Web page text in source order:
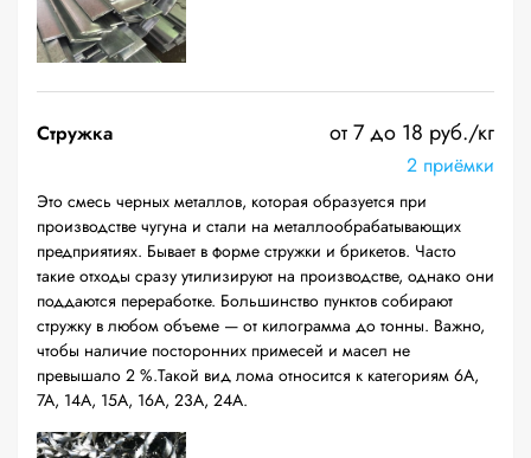
Стружка от 7 до 18 руб./кг
2 приёмки
Это смесь черных металлов, которая образуется при
производстве чугуна и стали на металлообрабатывающих
предприятиях. Бывает в форме стружки и брикетов. Часто
такие отходы сразу утилизируют на производстве, однако они
поддаются переработке. Большинство пунктов собирают
стружку в любом объеме — от килограмма до тонны. Важно,
чтобы наличие посторонних примесей и масел не
превышало 2 %.Такой вид лома относится к категориям 6А,
7А, 14А, 15А, 16А, 23А, 24А.